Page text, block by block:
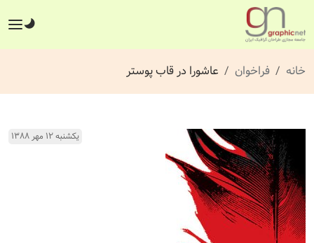
خانه فراخوان عاشورا در قاب پوستر
یکشنبه ۱۲ مهر ۱۳۸۸